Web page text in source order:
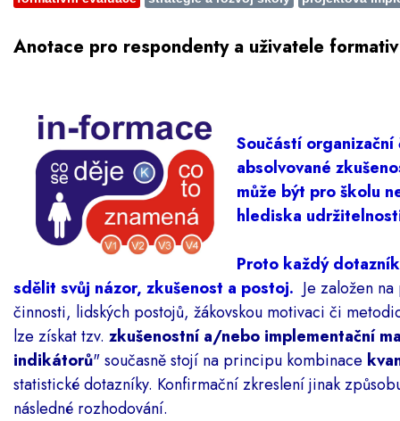
Anotace pro respondenty a uživatele
Součástí
absolvované
může být pro školu
hlediska
Proto každý
sdělit svůj názor, zkušenost a postoj. Je založen
činnosti, lidských postojů, žákovskou motivaci či
lze získat tzv. zkušenostní a/nebo implementační
indikátorů" současně stojí na principu kombinace
statistické dotazníky. Konfirmační zkreslení jinak
následné rozhodování.